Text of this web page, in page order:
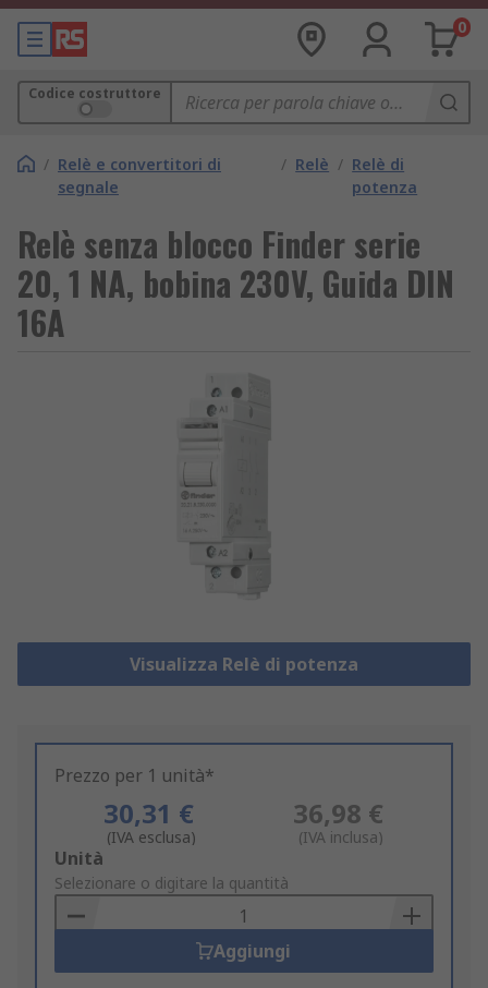
0
Codice costruttore
/ Relè e convertitori di
segnale
/ Relè / Relè di
potenza
Relè senza blocco Finder serie
20, 1 NA, bobina 230V, Guida DIN
16A
Visualizza Relè di potenza
Prezzo per 1 unità*
30,31 €
(IVA esclusa)
36,98 €
(IVA inclusa)
Add
to
Basket
Unità
Selezionare o digitare la quantità
Aggiungi